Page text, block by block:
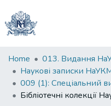
Communities
&
Collections
Home
013. Видання
Наукові записки